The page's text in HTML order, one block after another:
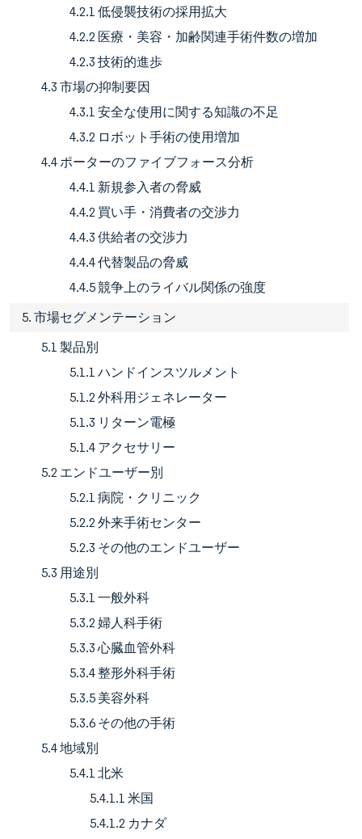
4.2.1 低侵襲技術の採用拡大
4.2.2 医療・美容・加齢関連手術件数の増加
4.2.3 技術的進歩
4.3 市場の抑制要因
4.3.1 安全な使用に関する知識の不足
4.3.2 ロボット手術の使用増加
4.4 ポーターのファイブフォース分析
4.4.1 新規参入者の脅威
4.4.2 買い手・消費者の交渉力
4.4.3 供給者の交渉力
4.4.4 代替製品の脅威
4.4.5 競争上のライバル関係の強度
5. 市場セグメンテーション
5.1 製品別
5.1.1 ハンドインスツルメント
5.1.2 外科用ジェネレーター
5.1.3 リターン電極
5.1.4 アクセサリー
5.2 エンドユーザー別
5.2.1 病院・クリニック
5.2.2 外来手術センター
5.2.3 その他のエンドユーザー
5.3 用途別
5.3.1 一般外科
5.3.2 婦人科手術
5.3.3 心臓血管外科
5.3.4 整形外科手術
5.3.5 美容外科
5.3.6 その他の手術
5.4 地域別
5.4.1 北米
5.4.1.1 米国
5.4.1.2 カナダ